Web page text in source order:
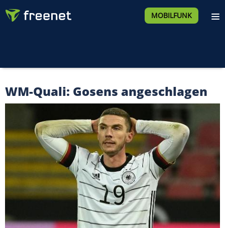
MOBILFUNK
WM-Quali: Gosens angeschlagen